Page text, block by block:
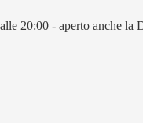
20:00 - aperto anche la